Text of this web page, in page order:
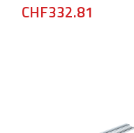
CHF332.81